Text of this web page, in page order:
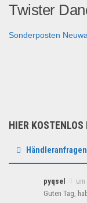
Twister
Sonderposten
HIER
pyqsel
Guten Tag,